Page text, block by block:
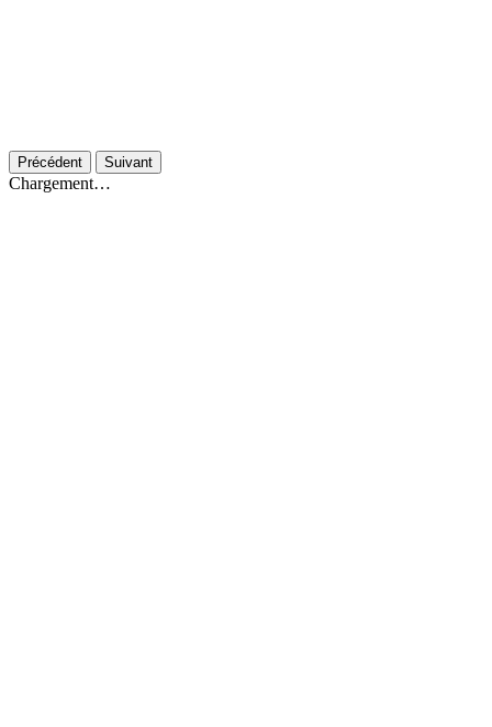
Précédent Suivant
Chargement…